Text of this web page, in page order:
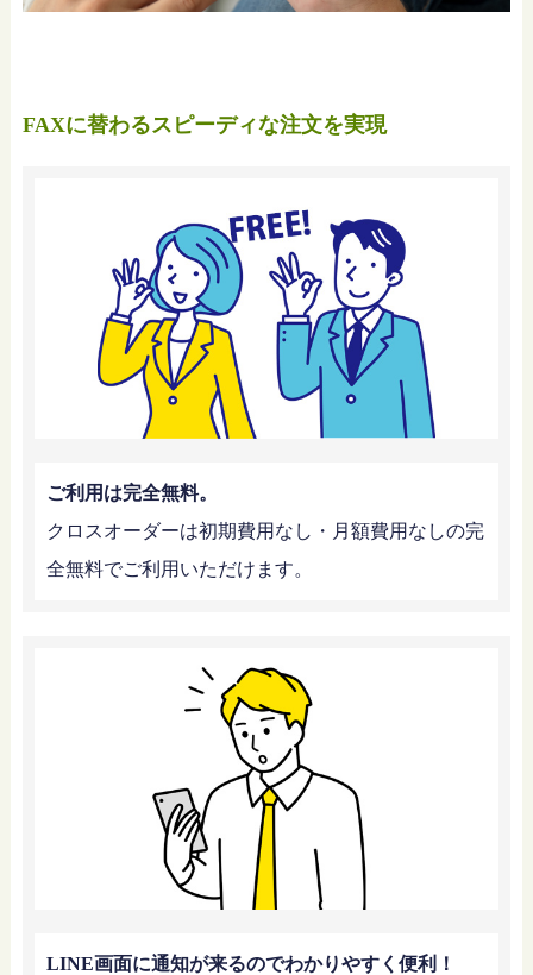
FAXに替わるスピーディな注文を実現
ご利用は完全無料。
クロスオーダーは初期費用なし・月額費用なしの完
全無料でご利用いただけます。
LINE画面に通知が来るのでわかりやすく便利！